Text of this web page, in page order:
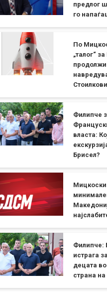
предлог
го
По
„талог“
Филипче
власта:
Брисел?
Филипче:
истрага
децата
страна